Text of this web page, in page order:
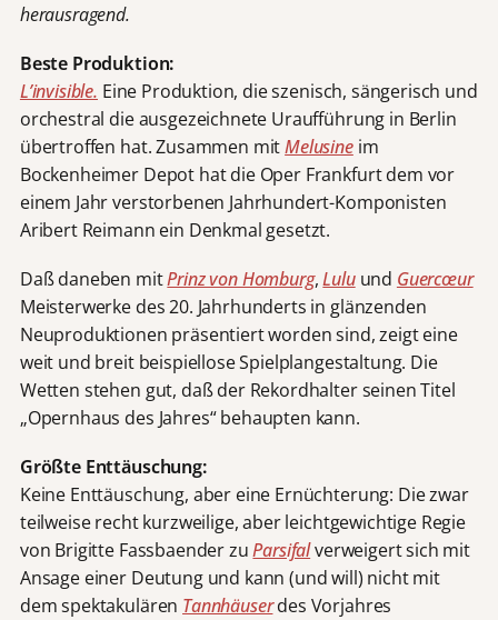
herausragend.
Beste Produktion:
L’invisible. Eine Produktion, die szenisch, sängerisch und
orchestral die ausgezeichnete Uraufführung in Berlin
übertroffen hat. Zusammen mitMelusineim
Bockenheimer Depot hat die Oper Frankfurt dem vor
einem Jahr verstorbenen Jahrhundert-Komponisten
Aribert Reimann ein Denkmal gesetzt.
Daß daneben mitPrinz von Homburg,Luluund Guercœur
Meisterwerke des 20. Jahrhunderts in glänzenden
Neuproduktionen präsentiert worden sind, zeigt eine
weit und breit beispiellose Spielplangestaltung. Die
Wetten stehen gut, daß der Rekordhalter seinen Titel
„Opernhaus des Jahres“ behaupten kann.
Größte Enttäuschung:
Keine Enttäuschung, aber eine Ernüchterung: Die zwar
teilweise recht kurzweilige, aber leichtgewichtige Regie
von Brigitte Fassbaender zuParsifalverweigert sich mit
Ansage einer Deutung und kann (und will) nicht mit
dem spektakulären Tannhäuserdes Vorjahres